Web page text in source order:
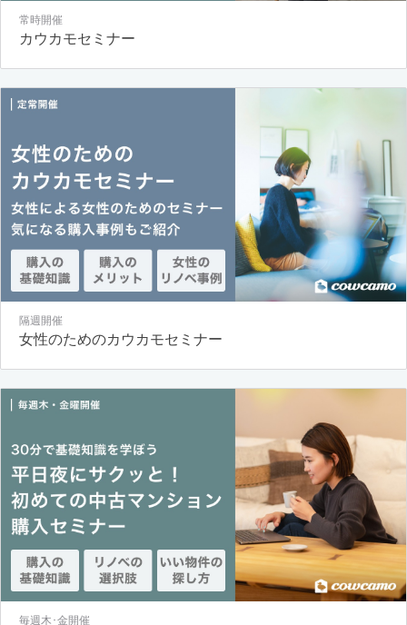
常時開催
カウカモセミナー
隔週開催
女性のためのカウカモセミナー
毎週木･金開催